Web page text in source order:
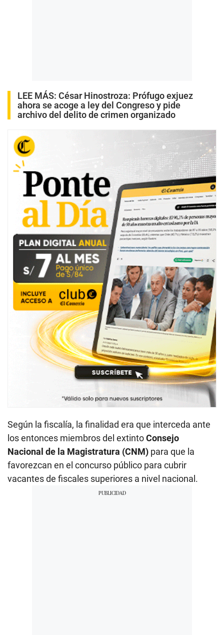
LEE MÁS: César Hinostroza: Prófugo exjuez
ahora se acoge a ley del Congreso y pide
archivo del delito de crimen organizado
Según la fiscalía, la finalidad era que interceda ante
los entonces miembros del extintoConsejo
Nacional de la Magistratura (CNM) para que la
favorezcan en el concurso público para cubrir
vacantes de fiscales superiores a nivel nacional.